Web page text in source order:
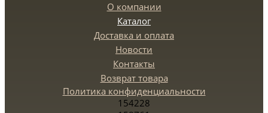
О компании
Каталог
Доставка и оплата
Новости
Контакты
Возврат товара
Политика конфиденциальности
154228